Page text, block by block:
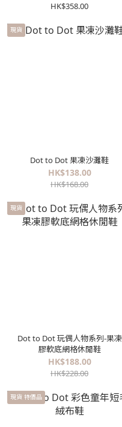
HK$358.00
現貨
Dot to Dot 果凍沙灘鞋
HK$138.00
HK$168.00
現貨
Dot to Dot 玩偶人物系列-果凍
膠軟底網格休閒鞋
HK$188.00
HK$228.00
現貨 特價品